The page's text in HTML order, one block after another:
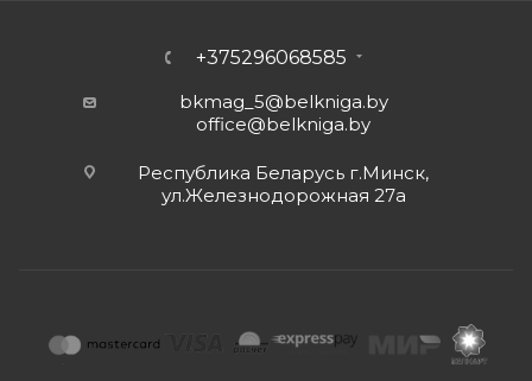
+375296068585
bkmag_5@belkniga.by
office@belkniga.by
Республика Беларусь г.Минск,
ул.Железнодорожная 27а